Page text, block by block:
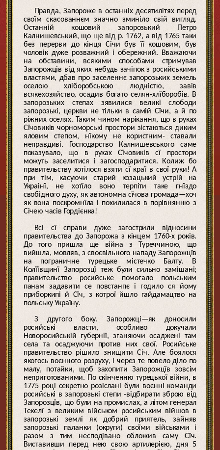
Правда, Запороже в останніх десятилітях перед
своїм скасованнєм значно зминіло свій вигляд.
Останній кошовий запорозький Петро
Калнишевський, що ще від р. 1762, а від 1765 таки
без перерви до кінця Січи був її кошовим, був
чоловік дуже розважний і обережний. Вважаючи
на обставини, всякими способами стримував
Запорожців від яких небудь зачіпок з росийськими
властями, дбав про заселеннє запорозьких земель
оселою хліборобською людністю, завів
всякехозяйство, осадив богато селян-хлїборобів. В
запорозьких степах зявилися великі слободи
запорозькі, церкви не тільки в самій Сїчи, а й по
ріжних оселях. Таким чином нарікання, що в руках
Сїчовиків чорноморські простори зістаються диким
яловим степом, нїкому не користним- ставали
неправдиві. Господарство Калнишевського саме
показувало, що в руках Сїчовиків сї простори
можуть заселитися і загосподаритися. Колиж бо
правительству хотілося взяти сї краї в свої руки! А
при тім, касуючи старий козацький устрій на
Украінї, не хотїло воно терпіти таке гнїздо
свобідного духу, як автономна сїчова громада—хоч
як вона поскромнїла і похилилася в порівнянню з
Січею часів Гордієнка!
Всі сї справи дуже загострили відносини
правительства до Запорожа з кінцем 1760-х років.
До того пришла ще війна з Туреччиною, що
вийшла, мовляв, з своєвільного нападу Запорожцїв
на пограничне турецьке містечко Балту. В
Колїївщинї Запорозцї теж були сильно замішані;
правительство росийське помогало польським
панам задавити се повстанпє і годило ся йому
приборкипі й Сїч, з котрої йшло гайдамацтво на
польську Україну.
З другого боку. Запорожці—як доносили
росийські власти, особливо докучали
Новоросийській губернії, зганяючи осаджені там
села та осаджуючи против них свої. Росийське
правительство рішило знищити Січ. Але боялося
якогось воєнного розруху, і через те повело діло по
малу, потайки, щоб захопити Запорожцїв зовсім
неприготованими. По скінченню турецької війни, в
1775 році секретно розіслані були воєнні команди
росийські в запорозькі степи -відбирати зброю від
Запорозцїв, що були на промислах, а літом генерал
Текелї з великим військом росийським війшов в
запорозькі землі як добрий приятель, зайняв
запорозькі паланки (округи) своїми військами і
разом з тим несподівано обложив саму Сїч.
Виставивши перед нею свою артилерією, дня 5